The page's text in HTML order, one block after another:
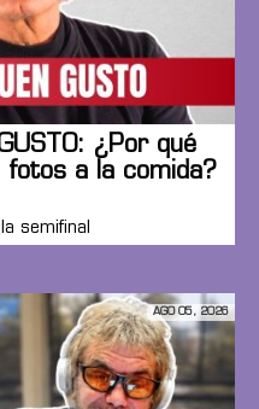
¿Por qué
fotos a la comida?
semifinal
AGO 05, 2026